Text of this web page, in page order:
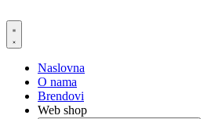
to
content
Naslovna
O nama
Brendovi
Web shop